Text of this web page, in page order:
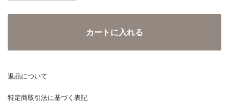
カートに入れる
返品について
特定商取引法に基づく表記